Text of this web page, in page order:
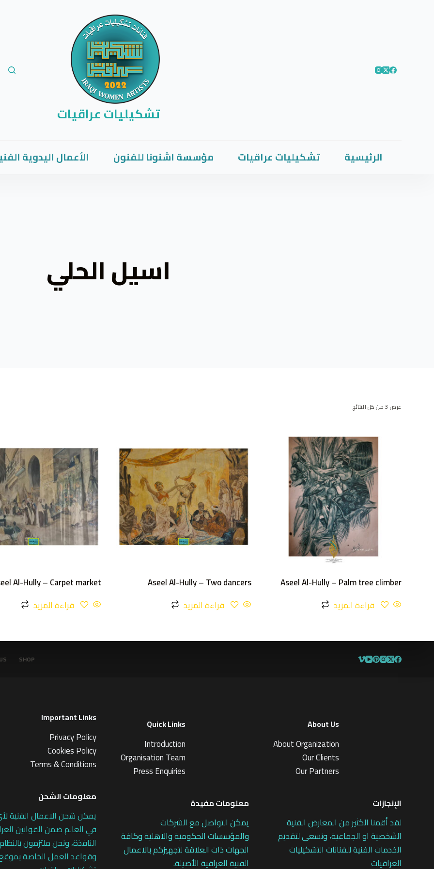
تشكيليات عراقيات
الرئيسية تشكيليات عراقيات مؤسسة اشنونا للفنون الأعمال اليدوية
اسيل الحلي
عرض ⁦3⁩ من كل النتائج
Aseel Al-Hully – Palm tree climber
قراءة المزيد
Aseel Al-Hully – Two dancers
قراءة المزيد
Al-Hully – Carpet market
قراءة المزيد
SHOP
About Us
About Organization
Our Clients
Our Partners
الإنجازات
لقد أقمنا الكثير من المعارض الفنية
الشخصية او الجماعية، ونسعى لتقديم
الخدمات الفنية للفنانات التشكيليات
العراقيات
Quick Links
Introduction
Organisation Team
Press Enquiries
معلومات مفيدة
يمكن التواصل مع الشركات
والمؤسسات الحكومية والاهلية وكافة
الجهات ذات العلاقة لتجهيزكم بالاعمال
الفنية العراقية الأصيلة.
Important Links
Privacy Policy
Cookies Policy
Terms & Conditions
معلومات الشحن
يمكن شحن الاعمال الفنية
في العالم ضمن القوانين
النافذة، ونحن ملتزمون
وقواعد العمل الخاصة